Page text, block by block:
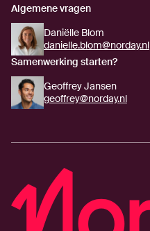
Algemene vragen
Daniëlle Blom
danielle.blom@norday.nl
Samenwerking starten?
Geoffrey Jansen
geoffrey@norday.nl